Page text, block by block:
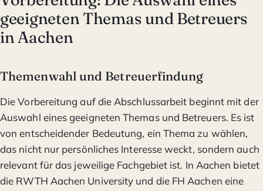
geeigneten Themas und Betreuers
in Aachen
Themenwahl und Betreuerfindung
Die Vorbereitung auf die Abschlussarbeit beginnt mit der
Auswahl eines geeigneten Themas und Betreuers. Es ist
von entscheidender Bedeutung, ein Thema zu wählen,
das nicht nur persönliches Interesse weckt, sondern auch
relevant für das jeweilige Fachgebiet ist. In Aachen bietet
die RWTH Aachen University und die FH Aachen eine